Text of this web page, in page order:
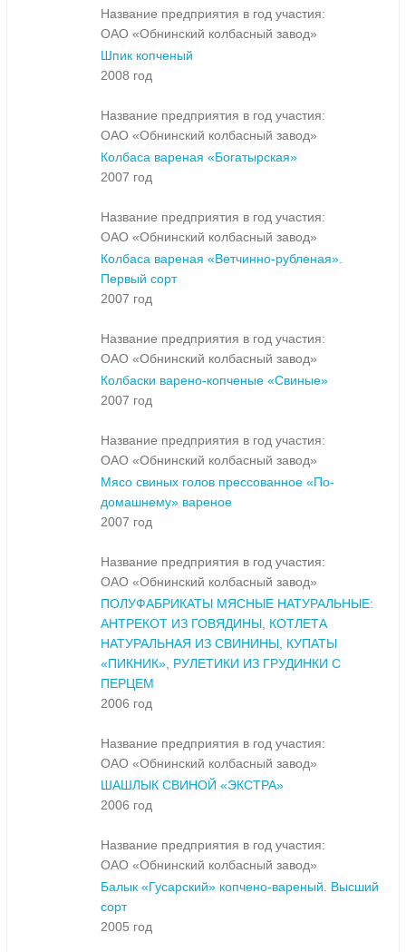
Название предприятия в год участия:
ОАО «Обнинский колбасный завод»
Шпик копченый
2008 год
Название предприятия в год участия:
ОАО «Обнинский колбасный завод»
Колбаса вареная «Богатырская»
2007 год
Название предприятия в год участия:
ОАО «Обнинский колбасный завод»
Колбаса вареная «Ветчинно-рубленая».
Первый сорт
2007 год
Название предприятия в год участия:
ОАО «Обнинский колбасный завод»
Колбаски варено-копченые «Свиные»
2007 год
Название предприятия в год участия:
ОАО «Обнинский колбасный завод»
Мясо свиных голов прессованное «По-
домашнему» вареное
2007 год
Название предприятия в год участия:
ОАО «Обнинский колбасный завод»
ПОЛУФАБРИКАТЫ МЯСНЫЕ НАТУРАЛЬНЫЕ:
АНТРЕКОТ ИЗ ГОВЯДИНЫ, КОТЛЕТА
НАТУРАЛЬНАЯ ИЗ СВИНИНЫ, КУПАТЫ
«ПИКНИК», РУЛЕТИКИ ИЗ ГРУДИНКИ С
ПЕРЦЕМ
2006 год
Название предприятия в год участия:
ОАО «Обнинский колбасный завод»
ШАШЛЫК СВИНОЙ «ЭКСТРА»
2006 год
Название предприятия в год участия:
ОАО «Обнинский колбасный завод»
Балык «Гусарский» копчено-вареный. Высший
сорт
2005 год